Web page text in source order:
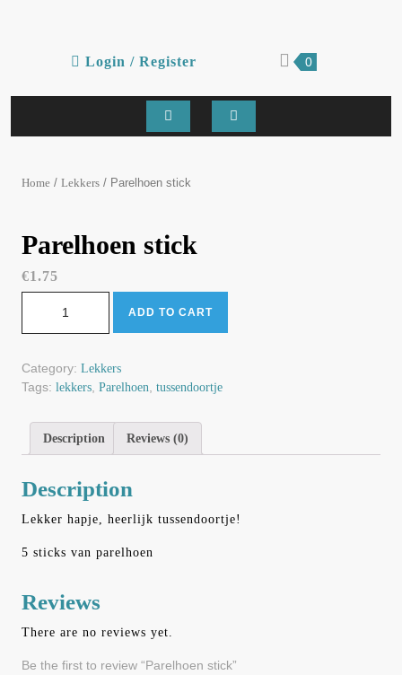
Login / Register
Register
shopping
0
Open
Home / Lekkers / Parelhoen stick
Parelhoen stick
€1.75
ADD TO CART
Category: Lekkers
Tags: lekkers Parelhoen tussendoortje
Description Reviews (0)
Description
Lekker hapje, heerlijk tussendoortje!
5 sticks van parelhoen
Reviews
There are no reviews yet.
Be the first to review “Parelhoen stick”